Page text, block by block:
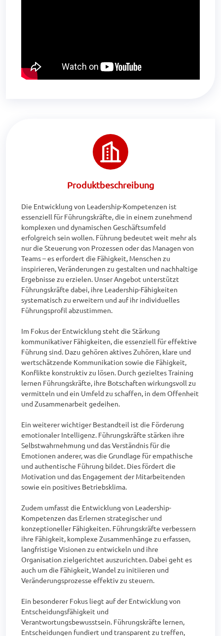
Produktbeschreibung
Die Entwicklung von Leadership-Kompetenzen ist
essenziell für Führungskräfte, die in einem zunehmend
komplexen und dynamischen Geschäftsumfeld
erfolgreich sein wollen. Führung bedeutet weit mehr als
nur die Steuerung von Prozessen oder das Managen von
Teams – es erfordert die Fähigkeit, Menschen zu
inspirieren, Veränderungen zu gestalten und nachhaltige
Ergebnisse zu erzielen. Unser Angebot unterstützt
Führungskräfte dabei, ihre Leadership-Fähigkeiten
systematisch zu erweitern und auf ihr individuelles
Führungsprofil abzustimmen.
Im Fokus der Entwicklung steht die Stärkung
kommunikativer Fähigkeiten, die essenziell für effektive
Führung sind. Dazu gehören aktives Zuhören, klare und
wertschätzende Kommunikation sowie die Fähigkeit,
Konflikte konstruktiv zu lösen. Durch gezieltes Training
lernen Führungskräfte, ihre Botschaften wirkungsvoll zu
vermitteln und ein Umfeld zu schaffen, in dem Offenheit
und Zusammenarbeit gedeihen.
Ein weiterer wichtiger Bestandteil ist die Förderung
emotionaler Intelligenz. Führungskräfte stärken ihre
Selbstwahrnehmung und das Verständnis für die
Emotionen anderer, was die Grundlage für empathische
und authentische Führung bildet. Dies fördert die
Motivation und das Engagement der Mitarbeitenden
sowie ein positives Betriebsklima.
Zudem umfasst die Entwicklung von Leadership-
Kompetenzen das Erlernen strategischer und
konzeptioneller Fähigkeiten. Führungskräfte verbessern
ihre Fähigkeit, komplexe Zusammenhänge zu erfassen,
langfristige Visionen zu entwickeln und ihre
Organisation zielgerichtet auszurichten. Dabei geht es
auch um die Fähigkeit, Wandel zu initiieren und
Veränderungsprozesse effektiv zu steuern.
Ein besonderer Fokus liegt auf der Entwicklung von
Entscheidungsfähigkeit und
Verantwortungsbewusstsein. Führungskräfte lernen,
Entscheidungen fundiert und transparent zu treffen,